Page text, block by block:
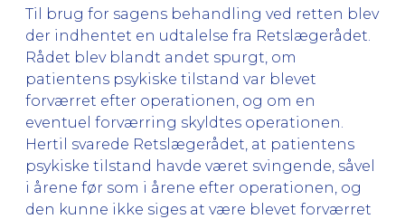
Til brug for sagens behandling ved retten blev
der indhentet en udtalelse fra Retslægerådet.
Rådet blev blandt andet spurgt, om
patientens psykiske tilstand var blevet
forværret efter operationen, og om en
eventuel forværring skyldtes operationen.
Hertil svarede Retslægerådet, at patientens
psykiske tilstand havde været svingende, såvel
i årene før som i årene efter operationen, og
den kunne ikke siges at være blevet forværret